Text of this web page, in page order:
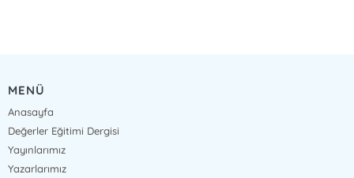
MENÜ
Anasayfa
Değerler Eğitimi Dergisi
Yayınlarımız
Yazarlarımız